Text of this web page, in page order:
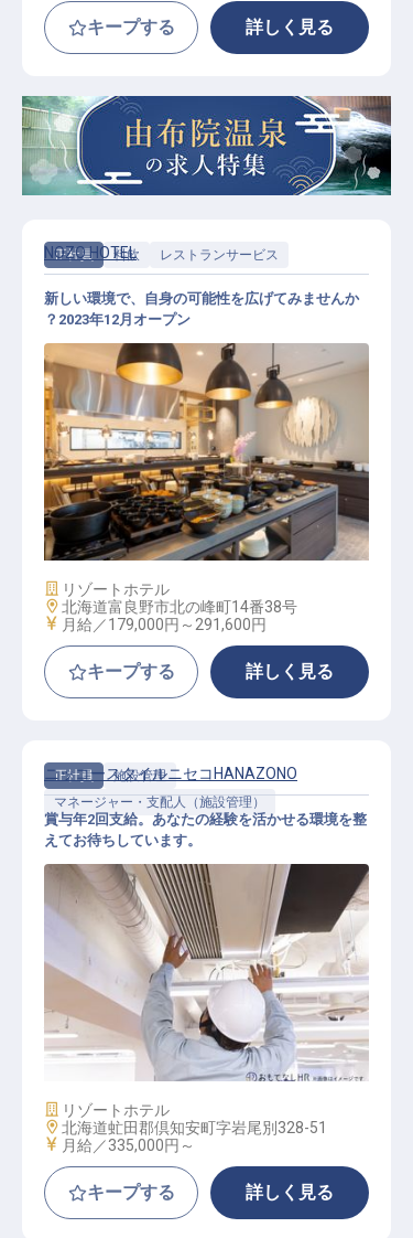
キープする 詳しく見る
正社員 料飲 レストランサービス
レストランサービス
NOZO HOTEL
新しい環境で、自身の可能性を広げてみませんか
？2023年12月オープン
施設業態
リゾートホテル
勤務地
北海道富良野市北の峰町14番38号
給与
月給／179,000円～ 291,600円
キープする 詳しく見る
正社員
施設管理
マネージャー・支配人（施設管理）
施設管理・メンテナンスマネージャ
ー
ニッコースタイルニセコHANAZONO
賞与年2回支給。あなたの経験を活かせる環境を整
えてお待ちしています。
施設業態
リゾートホテル
勤務地
北海道虻田郡倶知安町字岩尾別328-51
給与
月給／335,000円～
キープする 詳しく見る